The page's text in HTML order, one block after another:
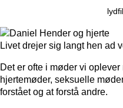
Livet drejer sig langt hen ad
Det er ofte i møder vi
hjertemøder, seksuelle
forstået og at forstå andre.